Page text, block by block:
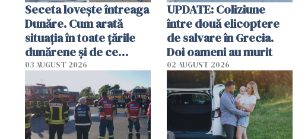
Seceta lovește întreaga
Dunăre. Cum arată
situația în toate țările
dunărene și de ce
România resimte
efectele, deși a plouat
în iulie
03 AUGUST 2026
UPDATE: Coliziune
între două elicoptere
de salvare în Grecia.
Doi oameni au murit
02 AUGUST 2026